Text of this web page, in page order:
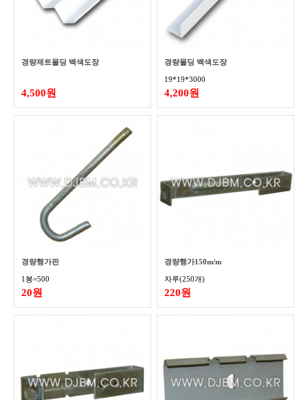
경량제트몰딩 백색도장
4,500원
경량몰딩 백색도장
19*19*3000
4,200원
경량행가핀
1봉=500
20원
경량행가150m/m
자루(250개)
220원